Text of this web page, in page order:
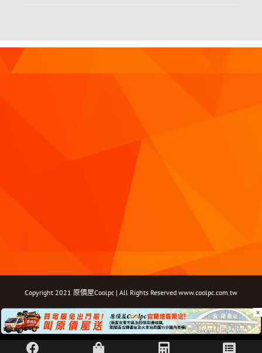
Copyright 2021 原價屋Coolpc | All Rights Reserved www.coolpc.com.tw
FacebookInstagramYouTubeTwitterEmail: ×